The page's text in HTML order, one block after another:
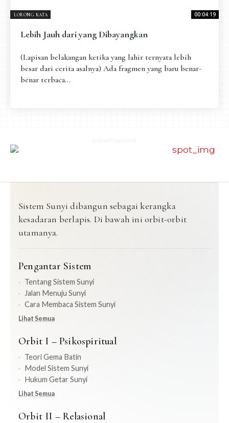
EXTREME DISTORTION
LORONG KATA 00:04:19
Lebih Jauh dari yang Dibayangkan
(Lapisan belakangan ketika yang lahir ternyata lebih
besar dari cerita asalnya) Ada fragmen yang baru benar-
benar terbaca...
Advertisement
Sistem Sunyi dibangun sebagai kerangka
kesadaran berlapis. Di bawah ini orbit-orbit
utamanya.
Pengantar Sistem
Tentang Sistem Sunyi
Jalan Menuju Sunyi
Cara Membaca Sistem Sunyi
Lihat Semua
Orbit I – Psikospiritual
Teori Gema Batin
Model Sistem Sunyi
Hukum Getar Sunyi
Lihat Semua
Orbit II – Relasional